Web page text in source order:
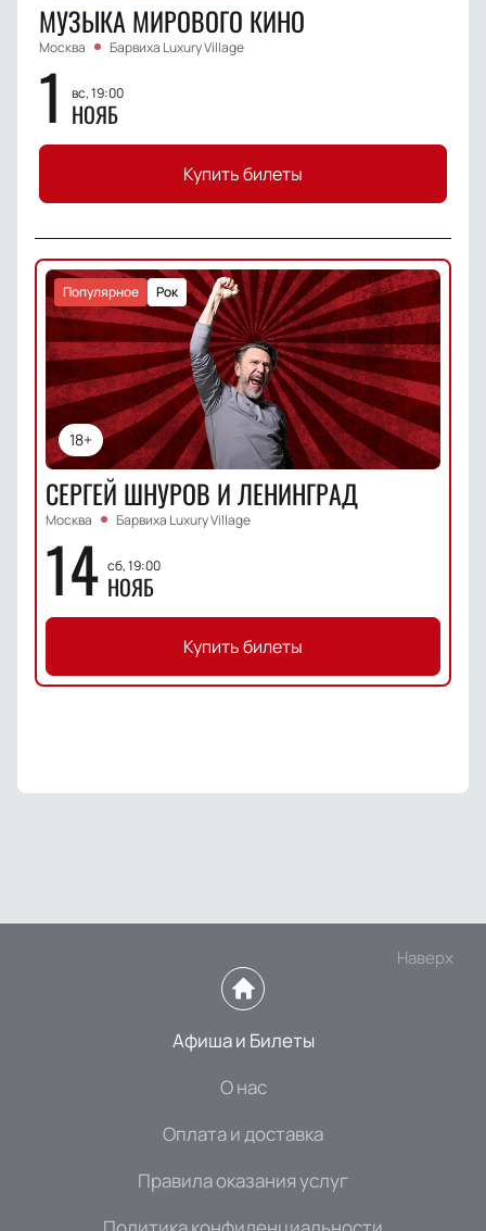
МУЗЫКА МИРОВОГО КИНО
Москва Барвиха Luxury Village
1 вс, 19:00
НОЯБ
Купить билеты
18+
Рок
Популярное
СЕРГЕЙ ШНУРОВ И ЛЕНИНГРАД
Москва Барвиха Luxury Village
14 сб, 19:00
НОЯБ
Купить билеты
Наверх
Афиша и Билеты
О нас
Оплата и доставка
Правила оказания услуг